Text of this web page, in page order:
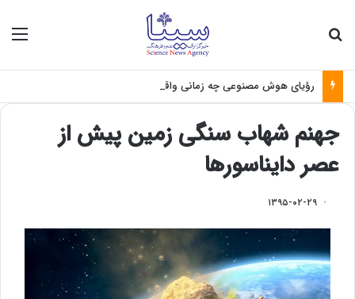
رؤیای هوش مصنوعی چه زمانی واقعی می‌شود؟
جهنم شهاب سنگی زمین پیش از
عصر دایناسورها
۱۳۹۵-۰۲-۲۹